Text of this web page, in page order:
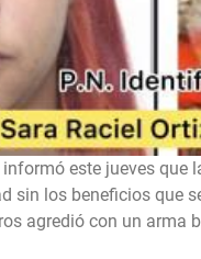
este jueves que
sin los beneficios que
agredió con un arma